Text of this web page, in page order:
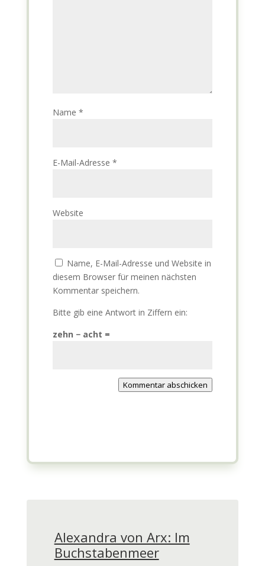
Name *
E-Mail-Adresse *
Website
Name, E-Mail-Adresse und Website in
diesem Browser für meinen nächsten
Kommentar speichern.
Bitte gib eine Antwort in Ziffern ein:
zehn − acht =
Kommentar abschicken
Alexandra von Arx: Im
Buchstabenmeer